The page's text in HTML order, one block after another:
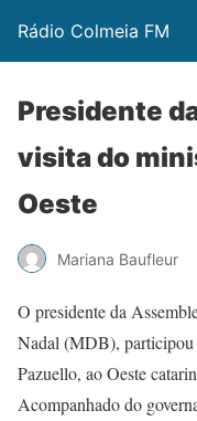
Rádio Colmeia FM
Presidente
visita do
Oeste
Mariana Baufleur
O presidente da
Nadal (MDB), participou
Pazuello, ao Oeste
Acompanhado do